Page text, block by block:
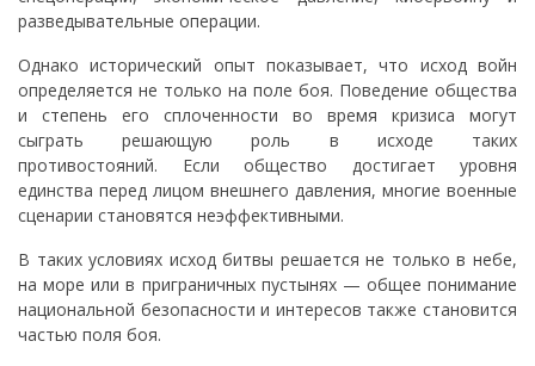
разведывательные операции.
Однако исторический опыт показывает, что исход войн
определяется не только на поле боя. Поведение общества
и степень его сплоченности во время кризиса могут
сыграть решающую роль в исходе таких
противостояний. Если общество достигает уровня
единства перед лицом внешнего давления, многие военные
сценарии становятся неэффективными.
В таких условиях исход битвы решается не только в небе,
на море или в приграничных пустынях — общее понимание
национальной безопасности и интересов также становится
частью поля боя.